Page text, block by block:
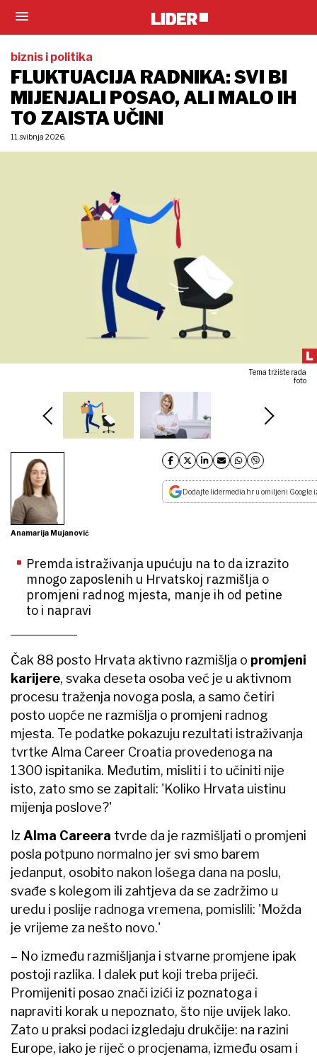
biznis i politika
FLUKTUACIJA RADNIKA: SVI BI
MIJENJALI POSAO, ALI MALO IH
TO ZAISTA UČINI
11. svibnja 2026.
Tema tržište rada
foto
Anamarija Mujanović
Dodajte lidermedia.hr u omiljeni Google
Premda istraživanja upućuju na to da izrazito
mnogo zaposlenih u Hrvatskoj razmišlja o
promjeni radnog mjesta, manje ih od petine
to i napravi
Čak 88 posto Hrvata aktivno razmišlja o promjeni
karijere, svaka deseta osoba već je u aktivnom
procesu traženja novoga posla, a samo četiri
posto uopće ne razmišlja o promjeni radnog
mjesta. Te podatke pokazuju rezultati istraživanja
tvrtke Alma Career Croatia provedenoga na
1300 ispitanika. Međutim, misliti i to učiniti nije
isto, zato smo se zapitali: 'Koliko Hrvata uistinu
mijenja poslove?'
Iz Alma Careera tvrde da je razmišljati o promjeni
posla potpuno normalno jer svi smo barem
jedanput, osobito nakon lošega dana na poslu,
svađe s kolegom ili zahtjeva da se zadržimo u
uredu i poslije radnoga vremena, pomislili: 'Možda
je vrijeme za nešto novo.'
– No između razmišljanja i stvarne promjene ipak
postoji razlika. I dalek put koji treba prijeći.
Promijeniti posao znači izići iz poznatoga i
napraviti korak u nepoznato, što nije uvijek lako.
Zato u praksi podaci izgledaju drukčije: na razini
Europe, iako je riječ o procjenama, između osam i